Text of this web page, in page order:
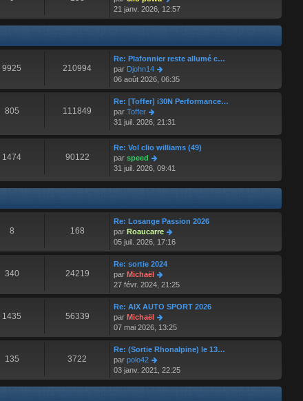
r
n
i
r
m
s
s
a
e
o
i
d
r
n
i
r
s
a
g
21 janv. 2026, 12:57
9925 210994
Re: Plafonnier reste allumé c…
par Djohn14
o
i
r
e
r
i
e
s
s
a
g
e
06 août 2026, 06:35
805 111849
Re: [Toffer] i30N Performance…
par Toffer
o
l
e
d
e
e
r
m
s
s
a
g
e
31 juil. 2026, 21:31
1474 90122
Re: Vol clio williams (49)
par speed
o
r
e
d
e
r
n
i
e
r
s
s
a
e
31 juil. 2026, 09:41
8 168
Re: Losange Passion 2026
par Roaucarre
o
i
e
d
e
n
r
e
s
05 juil. 2026, 17:16
340 24219
Re: sortie 2024
par Michaël
o
i
r
e
d
n
e
27 févr. 2024, 21:25
1435 56339
Re: AIX AUTO SPORT 2026
par Michaël
o
i
r
e
d
e
07 mai 2026, 13:25
135 3722
Re: (Sortie Rhonalpine) le 13…
par polo42
o
i
03 janv. 2021, 22:25